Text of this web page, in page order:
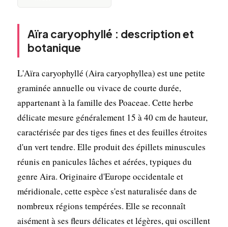
Aïra caryophyllé : description et
botanique
L'Aïra caryophyllé (Aira caryophyllea) est une petite
graminée annuelle ou vivace de courte durée,
appartenant à la famille des Poaceae. Cette herbe
délicate mesure généralement 15 à 40 cm de hauteur,
caractérisée par des tiges fines et des feuilles étroites
d'un vert tendre. Elle produit des épillets minuscules
réunis en panicules lâches et aérées, typiques du
genre Aira. Originaire d'Europe occidentale et
méridionale, cette espèce s'est naturalisée dans de
nombreux régions tempérées. Elle se reconnaît
aisément à ses fleurs délicates et légères, qui oscillent